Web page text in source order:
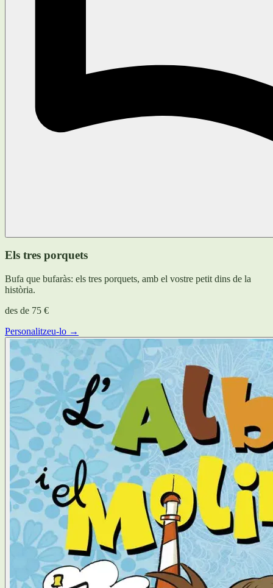
Els tres porquets
Bufa que bufaràs: els tres porquets, amb el vostre petit dins de la
història.
des de 75 €
Personalitzeu-lo →